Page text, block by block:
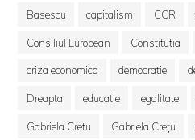
Basescu capitalism CCR
Consiliul European Constitutia
criza economica democratie
Dreapta educatie egalitate
Gabriela Cretu Gabriela Crețu